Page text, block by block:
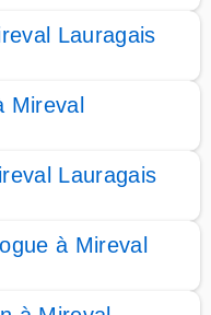
Lauragais
Mireval
Lauragais
à Mireval